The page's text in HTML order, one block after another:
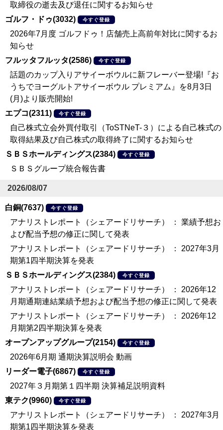
取締役の逝去及び退任に関するお知らせ
ゴルフ・ドゥ(3032)
今すぐ登録
2026年7月度 ゴルフドゥ！店舗売上高前年対比に関するお
知らせ
フルッタフルッタ(2586)
今すぐ登録
話題のカップ入りアサイーボウルに新フレーバー登場!『お
うちでヨーグルトアサイーボウル プレミアム』を8月3日
(月)より販売開始!
エプコ(2311)
今すぐ登録
自己株式立会外買付取引（ToSTNeT-３）による自己株式の
取得結果及び自己株式の取得終了に関するお知らせ
ＳＢＳホールディングス(2384)
今すぐ登録
ＳＢＳグループ統合報告書
2026/08/07
白銅(7637) 今すぐ登録
アナリストレポート（シェアードリサーチ） ： 業績予想お
よび配当予想の修正に関して発表
アナリストレポート（シェアードリサーチ） ： 2027年3月
期第1四半期決算を発表
ＳＢＳホールディングス(2384)
今すぐ登録
アナリストレポート（シェアードリサーチ） ： 2026年12
月期通期連結業績予想および配当予想の修正に関して発表
アナリストレポート（シェアードリサーチ） ： 2026年12
月期第2四半期決算を発表
オープンアップグループ(2154)
今すぐ登録
2026年6月期 通期決算説明会 動画
リーダー電子(6867)
今すぐ登録
2027年３月期第１四半期 決算補足説明資料
東テク(9960)
今すぐ登録
アナリストレポート（シェアードリサーチ） ： 2027年3月
期第1四半期決算を発表